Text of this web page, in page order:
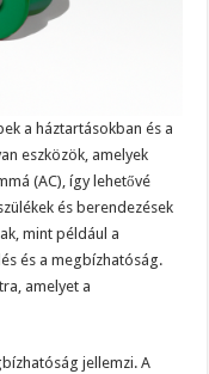
a háztartásokban és a
eszközök, amelyek
(AC), így lehetővé
és berendezések
mint például a
és a megbízhatóság.
amelyet a
jellemzi. A